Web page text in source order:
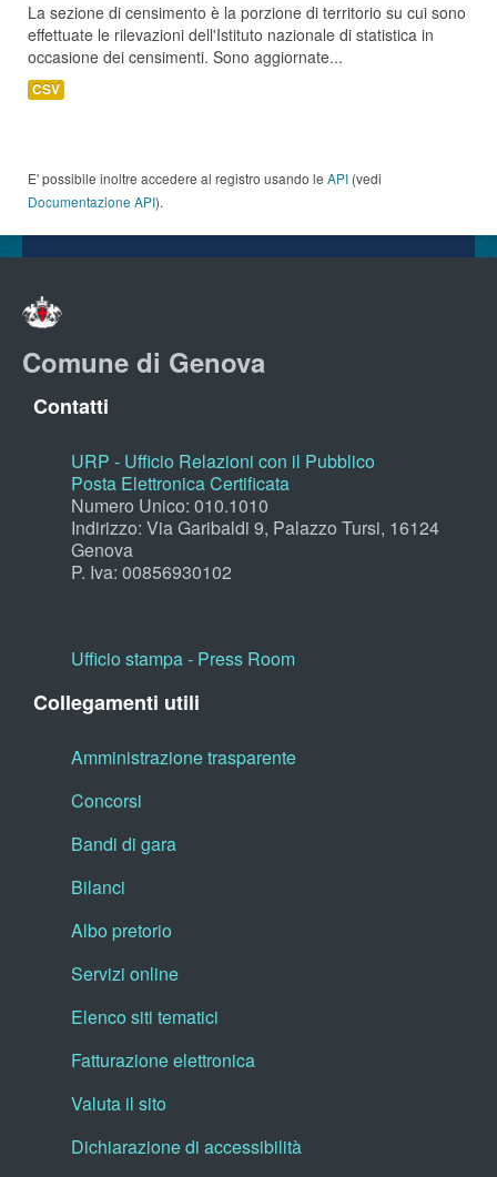
La sezione di censimento è la porzione di territorio su cui sono
effettuate le rilevazioni dell'Istituto nazionale di statistica in
occasione dei censimenti. Sono aggiornate...
CSV
E' possibile inoltre accedere al registro usando le API (vedi
Documentazione API).
Comune di Genova
Contatti
URP - Ufficio Relazioni con il Pubblico
Posta Elettronica Certificata
Numero Unico: 010.1010
Indirizzo: Via Garibaldi 9, Palazzo Tursi, 16124
Genova
P. Iva: 00856930102
Ufficio stampa - Press Room
Collegamenti utili
Amministrazione trasparente
Concorsi
Bandi di gara
Bilanci
Albo pretorio
Servizi online
Elenco siti tematici
Fatturazione elettronica
Valuta il sito
Dichiarazione di accessibilità